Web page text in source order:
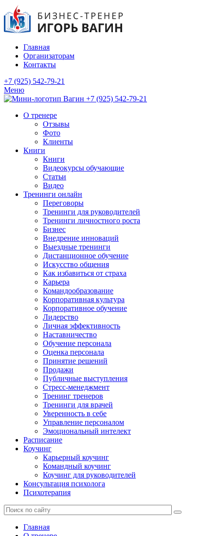
Главная
Организаторам
Контакты
+7 (925) 542-79-21
Меню
+7 (925) 542-79-21
О тренере
Отзывы
Фото
Клиенты
Книги
Книги
Видеокурсы обучающие
Статьи
Видео
Тренинги онлайн
Переговоры
Тренинги для руководителей
Тренинги личностного роста
Бизнес
Внедрение инноваций
Выездные тренинги
Дистанционное обучение
Искусство общения
Как избавиться от страха
Карьера
Командообразование
Корпоративная культура
Корпоративное обучение
Лидерство
Личная эффективность
Наставничество
Обучение персонала
Оценка персонала
Принятие решений
Продажи
Публичные выступления
Стресс-менеджмент
Тренинг тренеров
Тренинги для врачей
Уверенность в себе
Управление персоналом
Эмоциональный интелект
Расписание
Коучинг
Карьерный коучинг
Командный коучинг
Коучинг для руководителей
Консультация психолога
Психотерапия
Главная